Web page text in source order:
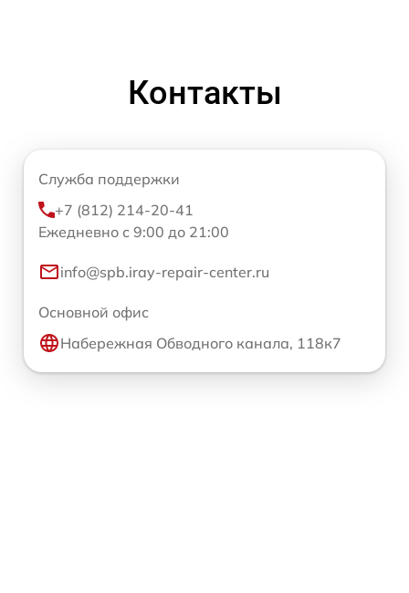
Контакты
Служба поддержки
+7 (812) 214-20-41
Ежедневно с 9:00 до 21:00
info@spb.iray-repair-center.ru
Основной офис
Набережная Обводного канала, 118к7